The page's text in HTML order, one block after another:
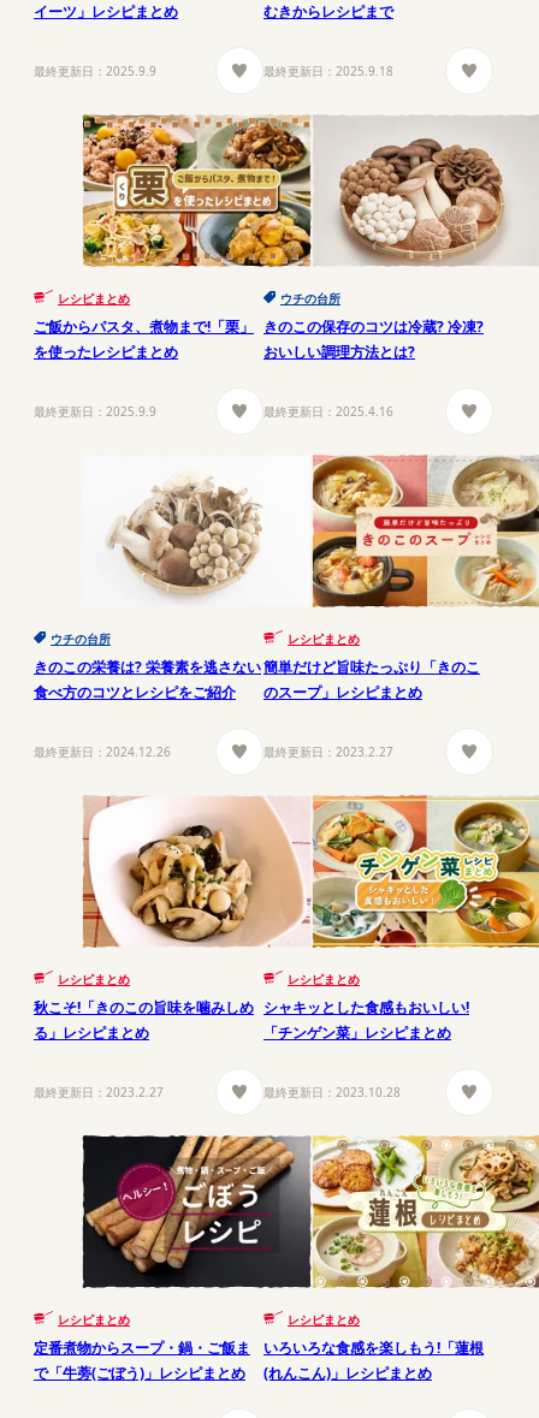
イーツ」レシピまとめ
最終更新日： 2025.9.9
むきからレシピまで
最終更新日： 2025.9.18
レシピまとめ
ご飯からパスタ、煮物まで!「栗」
を使ったレシピまとめ
最終更新日： 2025.9.9
ウチの台所
きのこの保存のコツは冷蔵? 冷凍?
おいしい調理方法とは?
最終更新日： 2025.4.16
ウチの台所
きのこの栄養は? 栄養素を逃さない
食べ方のコツとレシピをご紹介
最終更新日： 2024.12.26
レシピまとめ
簡単だけど旨味たっぷり「きのこ
のスープ」レシピまとめ
最終更新日： 2023.2.27
レシピまとめ
秋こそ!「きのこの旨味を噛みしめ
る」レシピまとめ
最終更新日： 2023.2.27
レシピまとめ
シャキッとした食感もおいしい!
「チンゲン菜」レシピまとめ
最終更新日： 2023.10.28
レシピまとめ
定番煮物からスープ・鍋・ご飯ま
で「牛蒡(ごぼう)」レシピまとめ
レシピまとめ
いろいろな食感を楽しもう!「蓮根
(れんこん)」レシピまとめ